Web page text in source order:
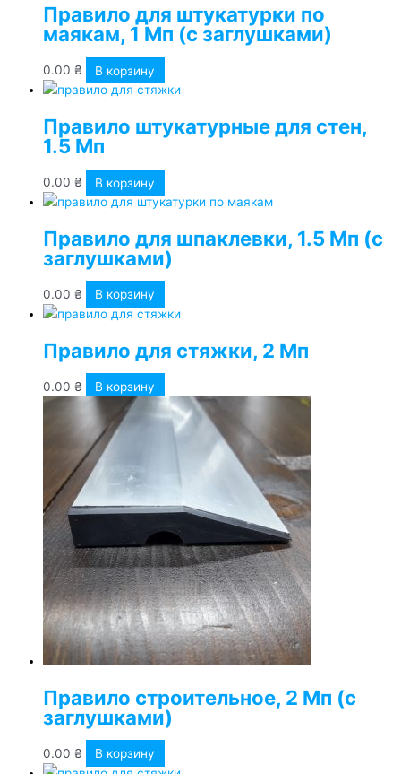
Правило для штукатурки по
маякам, 1 Мп (с заглушками)
0.00 ₴ В корзину
Правило штукатурные для стен,
1.5 Мп
0.00 ₴ В корзину
Правило для шпаклевки, 1.5 Мп (с
заглушками)
0.00 ₴ В корзину
Правило для стяжки, 2 Мп
0.00 ₴ В корзину
Правило строительное, 2 Мп (с
заглушками)
0.00 ₴ В корзину